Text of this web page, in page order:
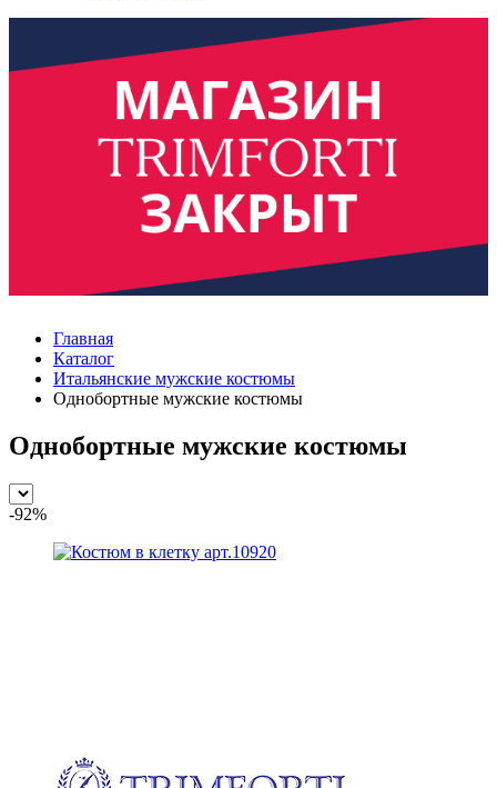
Главная
Каталог
Итальянские мужские костюмы
Однобортные мужские костюмы
Однобортные мужские костюмы
-92%